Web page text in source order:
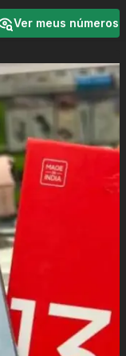
Ver meus números